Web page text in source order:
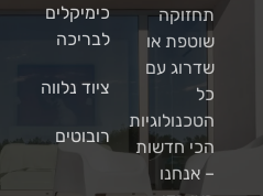
תחזוקה
שוטפת או
שדרוג עם
כל
הטכנולוגיות
הכי חדשות
– אנחנו
כימיקלים
לבריכה
ציוד נלווה
רובוטים